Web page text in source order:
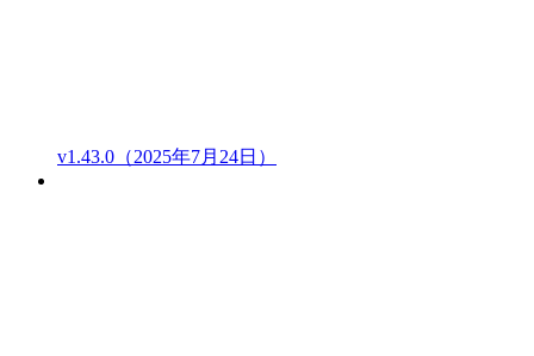
v1.43.0（2025年7月24日）